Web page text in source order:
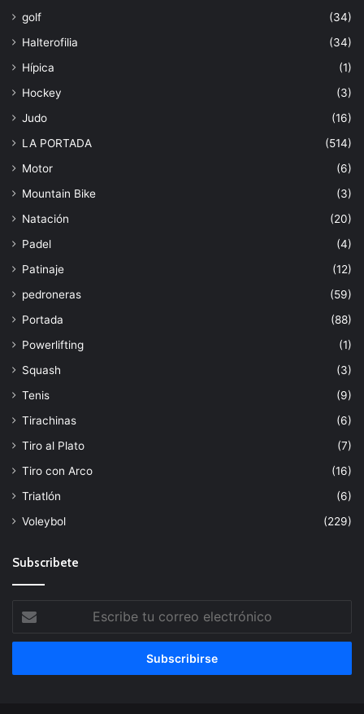
golf
(34)
Halterofilia
(34)
Hípica
(1)
Hockey
(3)
Judo
(16)
LA PORTADA
(514)
Motor
(6)
Mountain Bike
(3)
Natación
(20)
Padel
(4)
Patinaje
(12)
pedroneras
(59)
Portada
(88)
Powerlifting
(1)
Squash
(3)
Tenis
(9)
Tirachinas
(6)
Tiro al Plato
(7)
Tiro con Arco
(16)
Triatlón
(6)
Voleybol
(229)
Subscribete
Escribe
tu
correo